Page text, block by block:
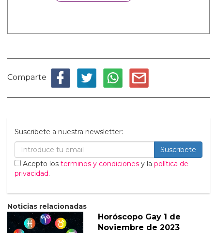
Comparte
Suscribete a nuestra newsletter:
Suscribete
Acepto los terminos y condiciones y la política de
privacidad.
Noticias relacionadas
Horóscopo Gay 1 de
Noviembre de 2023